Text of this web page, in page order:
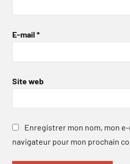
E-mail *
Site web
Enregistrer mon nom, mon
navigateur pour mon prochain